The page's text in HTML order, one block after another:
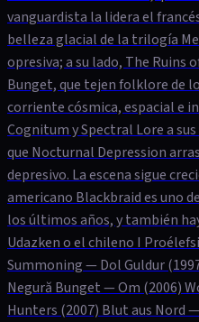
vanguardista la lidera el
belleza glacial de la trilogía
opresiva; a su lado, The Ruins
Bunget, que tejen folklore de
corriente cósmica, espacial e
Cognitum y Spectral Lore a
que Nocturnal Depression
depresivo. La escena sigue
americano Blackbraid es uno
los últimos años, y también
Udazken o el chileno I
Summoning — Dol Guldur
Negură Bunget — Om (2006)
Hunters (2007) Blut aus Nord